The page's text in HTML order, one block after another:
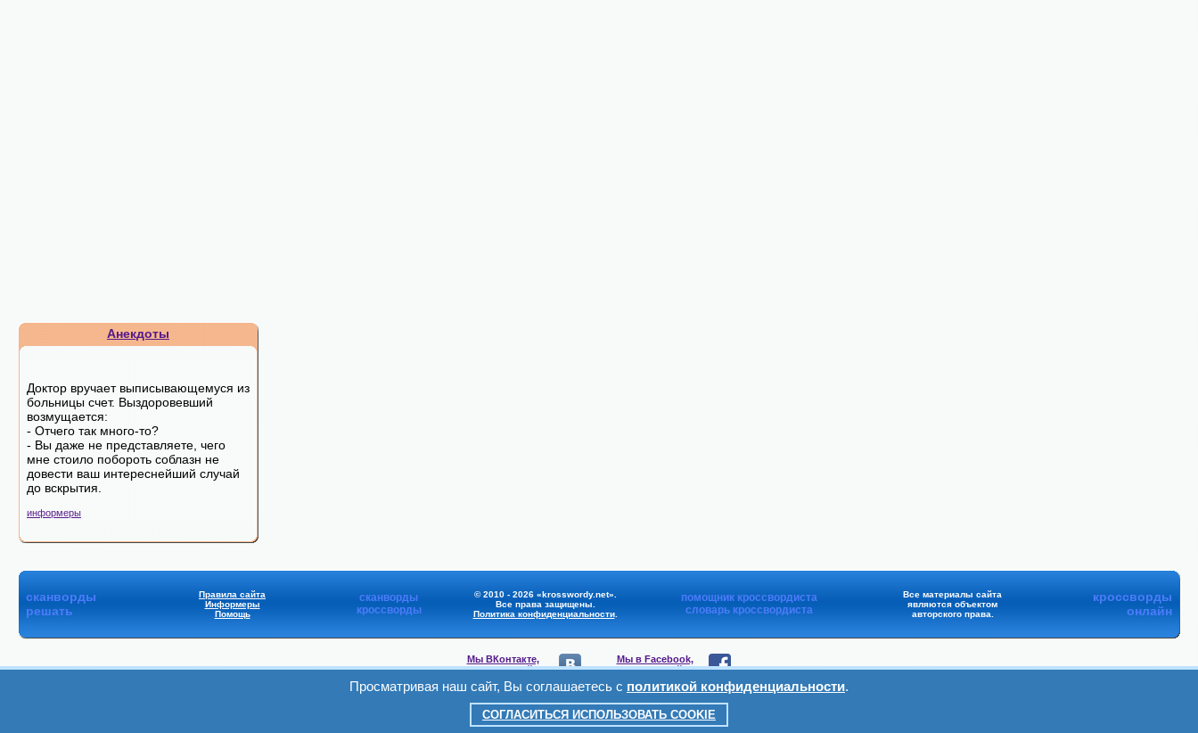
Анекдоты
Доктор вручает выписывающемуся из
больницы счет. Выздоровевший
возмущается:
- Отчего так много-то?
- Вы даже не представляете, чего
мне стоило побороть соблазн не
довести ваш интереснейший случай
до вскрытия.
информеры
сканворды
решать
Правила сайта
Информеры
Помощь
сканворды
кроссворды
© 2010 - 2026 «krosswordy.net».
Все права защищены.
Политика конфиденциальности.
помощник кроссвордиста
словарь кроссвордиста
Все материалы сайта
являются объектом
авторского права.
кроссворды
онлайн
Мы ВКонтакте,
присоединяйтесь
Мы в Facebook,
присоединяйтесь
Мы в Viber,
присоединяйтесь
Мы в Telegram,
присоединяйтесь
Просматривая наш сайт, Вы соглашаетесь с политикой конфиденциальности.
СОГЛАСИТЬСЯ ИСПОЛЬЗОВАТЬ COOKIE